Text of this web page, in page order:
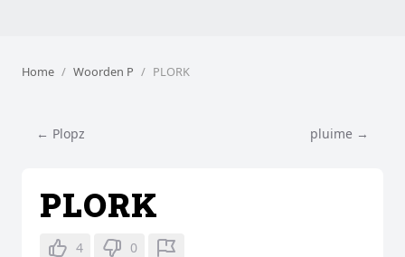
Home Woorden P PLORK
← Plopz pluime →
PLORK
4 0